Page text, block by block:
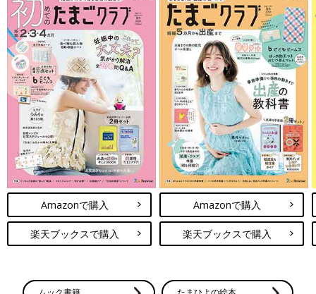
Amazonで購入
楽天ブックスで購入
Amazonで購入
楽天ブックスで購入